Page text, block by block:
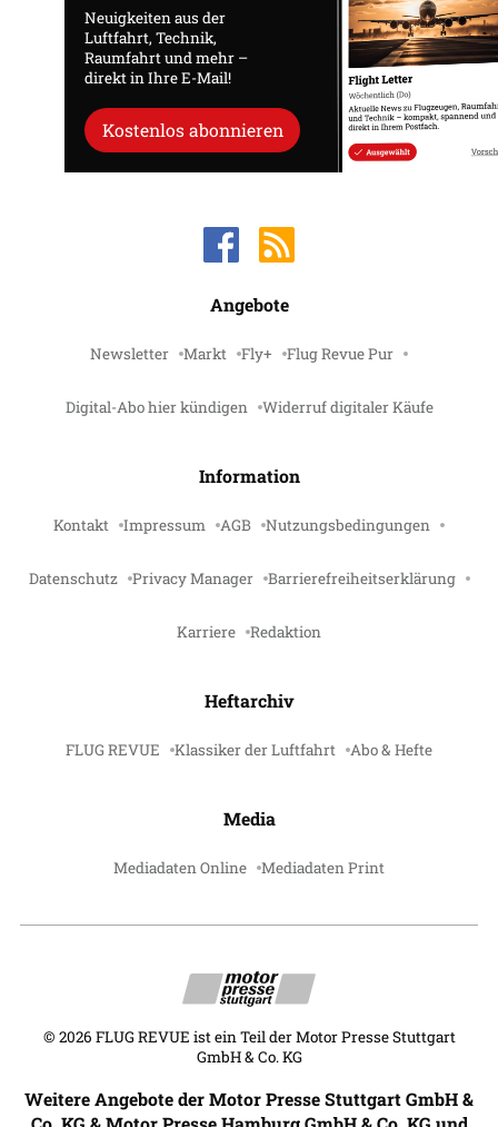
Neuigkeiten aus der
Luftfahrt, Technik,
Raumfahrt und mehr –
direkt in Ihre E-Mail!
Kostenlos abonnieren
Angebote
Newsletter Markt Fly+ Flug Revue Pur
Digital-Abo hier kündigen Widerruf digitaler Käufe
Information
Kontakt Impressum AGB Nutzungsbedingungen
Datenschutz Privacy Manager Barrierefreiheitserklärung
Karriere Redaktion
Heftarchiv
FLUG REVUE Klassiker der Luftfahrt Abo & Hefte
Media
Mediadaten Online Mediadaten Print
© 2026 FLUG REVUE ist ein Teil der Motor Presse Stuttgart
GmbH & Co. KG
Weitere Angebote der Motor Presse Stuttgart GmbH &